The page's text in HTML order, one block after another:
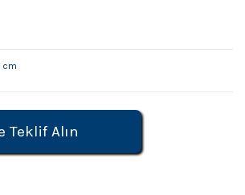
cm
Teklif Alın